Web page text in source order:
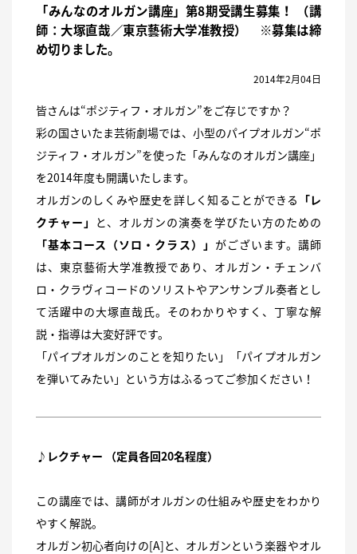
「みんなのオルガン講座」第8期受講生募集！ （講
師：大塚直哉／東京藝術大学准教授） ※募集は締
め切りました。
2014年2月04日
皆さんは“ポジティフ・オルガン”をご存じですか？
彩の国さいたま芸術劇場では、小型のパイプオルガン“ポ
ジティフ・オルガン”を使った「みんなのオルガン講座」
を2014年度も開講いたします。
オルガンのしくみや歴史を詳しく知ることができる 「レ
クチャー」 と、オルガンの演奏を学びたい方のための
「基本コース（ソロ・クラス）」 がございます。講師
は、東京藝術大学准教授であり、オルガン・チェンバ
ロ・クラヴィコードのソリストやアンサンブル奏者とし
て活躍中の大塚直哉氏。そのわかりやすく、丁寧な解
説・指導は大変好評です。
「パイプオルガンのことを知りたい」「パイプオルガン
を弾いてみたい」という方はふるってご参加ください！
♪レクチャー （定員各回20名程度）
この講座では、講師がオルガンの仕組みや歴史をわかり
やすく解説。
オルガン初心者向けの[A]と、オルガンという楽器やオル